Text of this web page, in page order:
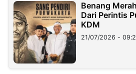
Benang
Dari Perintis
KDM
21/07/2026 -